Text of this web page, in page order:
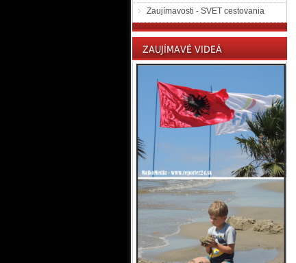
Zaujímavosti - SVET cestovania